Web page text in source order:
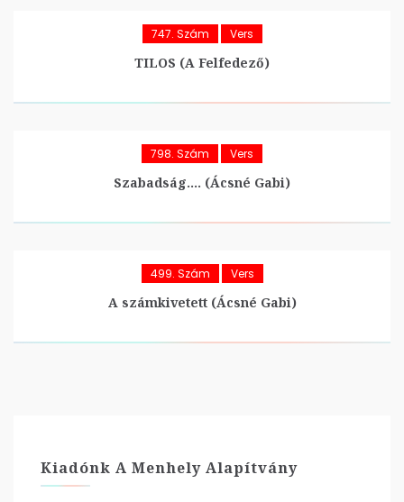
747. Szám Vers
TILOS (A Felfedező)
798. Szám Vers
Szabadság…. (Ácsné Gabi)
499. Szám Vers
A számkivetett (Ácsné Gabi)
Kiadónk A Menhely Alapítvány